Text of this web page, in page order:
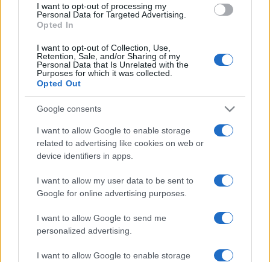
I want to opt-out of processing my
Personal Data for Targeted Advertising.
Opted In
I want to opt-out of Collection, Use,
Retention, Sale, and/or Sharing of my
Personal Data that Is Unrelated with the
Purposes for which it was collected.
Opted Out
Google consents
I want to allow Google to enable storage
related to advertising like cookies on web or
device identifiers in apps.
I want to allow my user data to be sent to
Google for online advertising purposes.
I want to allow Google to send me
personalized advertising.
I want to allow Google to enable storage
az állampolgárok egyéni fejlődését? ? fogalmazott Tüske
László, aki szerint a várhatóan ősszel induló projekt
tudományosan megalapozott sikeres gyakorlat
felmutatásával hatékonyan segítheti elő a könyvtárak
közösségépítő tevékenységét.
A program egyik legfontosabb eleme, hogy egy olyan 72
hoznának létre, amely módszertani segítséget nyújthatna a
települések, kulturális intézmények és civil szervezetek
számára a közösségfejlesztés terén. A kezdeményezés
része a mentorok képzése, valamint szakmai anyagok online
közreadása is ? ismertette az MTI kérdésére Arapovics